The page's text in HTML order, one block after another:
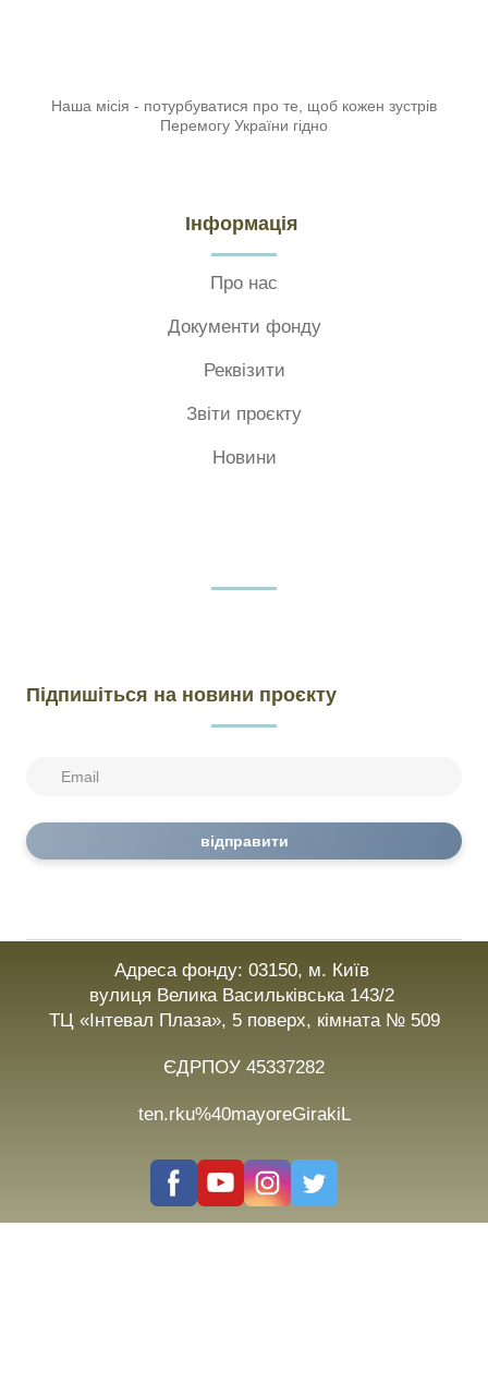
Наша місія - потурбуватися про те, щоб кожен зустрів
Перемогу України гідно
Інформація
Про нас
Документи фонду
Реквізити
Звіти проєкту
Новини
Підпишіться на новини проєкту
відправити
Адреса фонду: 03150, м. Київ
вулиця Велика Васильківська 143/2
ТЦ «Інтевал Плаза», 5 поверх, кімната № 509
ЄДРПОУ 45337282
ten.rku%40mayoreGirakiL